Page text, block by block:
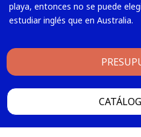
playa, entonces no se puede
estudiar inglés que en Australia.